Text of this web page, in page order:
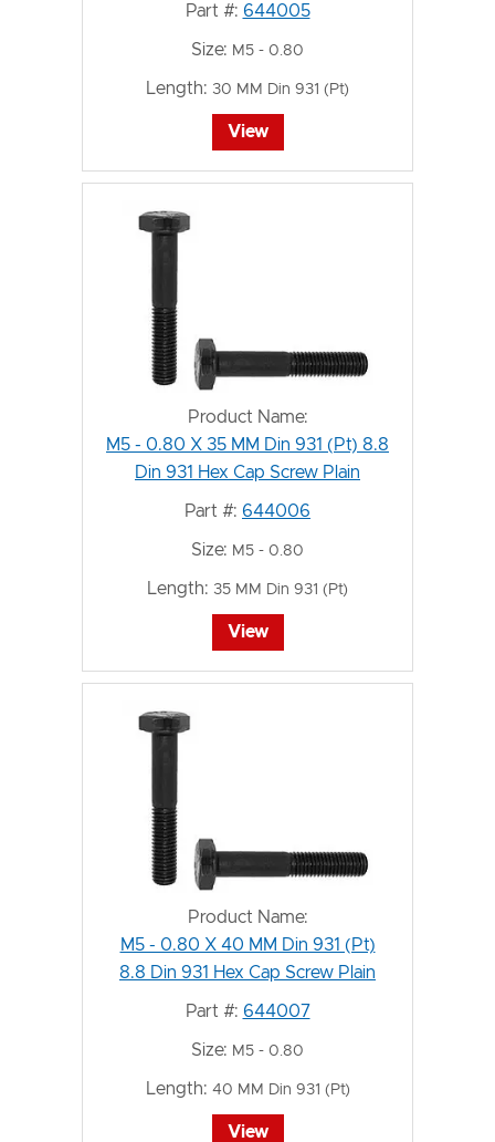
Part #: 644005
Size: M5 - 0.80
Length: 30 MM Din 931 (Pt)
View
Product Name:
M5 - 0.80 X 35 MM Din 931 (Pt) 8.8
Din 931 Hex Cap Screw Plain
Part #: 644006
Size: M5 - 0.80
Length: 35 MM Din 931 (Pt)
View
Product Name:
M5 - 0.80 X 40 MM Din 931 (Pt)
8.8 Din 931 Hex Cap Screw Plain
Part #: 644007
Size: M5 - 0.80
Length: 40 MM Din 931 (Pt)
View